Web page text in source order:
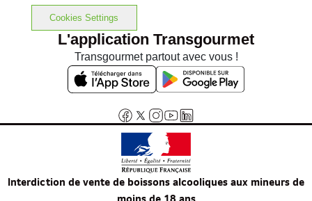
Cookies Settings
L'application Transgourmet
Transgourmet partout avec vous !
Interdiction de vente de boissons alcooliques aux mineurs de